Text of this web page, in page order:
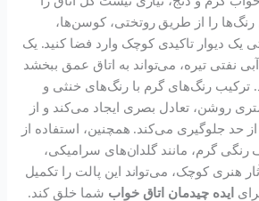
رنگ‌ها را از طریق روتختی، کوسن‌ها،
یک دیوار تاکیدی کوچک وارد فضا کنید. یک
نفتی تیره، می‌تواند به اتاق عمق ببخشد
ترکیب رنگ‌های گرم با رنگ‌های خنثی و
روشن، تعادل بصری ایجاد می‌کند و از
حد جلوگیری می‌کند. همچنین، استفاده از
گرم، مانند گلدان‌های سرامیکی،
هنری کوچک، می‌تواند این پالت را تکمیل
ایده چیدمان اتاق خواب شما خلق کند.